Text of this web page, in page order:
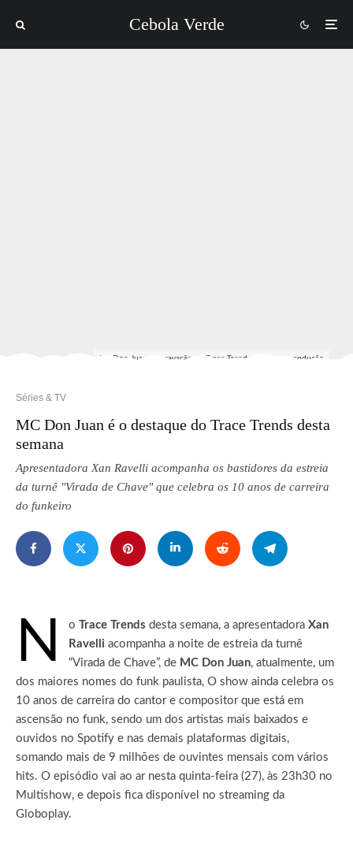
Cebola Verde
Mc Don Juan na gravação de Trace Trends - Foto: Reprodução
Séries & TV
MC Don Juan é o destaque do Trace Trends desta
semana
Apresentadora Xan Ravelli acompanha os bastidores da estreia
da turnê "Virada de Chave" que celebra os 10 anos de carreira
do funkeiro
N o Trace Trends desta semana, a apresentadora Xan
Ravelli acompanha a noite de estreia da turnê
“Virada de Chave”, de MC Don Juan, atualmente, um
dos maiores nomes do funk paulista, O show ainda celebra os
10 anos de carreira do cantor e compositor que está em
ascensão no funk, sendo um dos artistas mais baixados e
ouvidos no Spotify e nas demais plataformas digitais,
somando mais de 9 milhões de ouvintes mensais com vários
hits. O episódio vai ao ar nesta quinta-feira (27), às 23h30 no
Multishow, e depois fica disponível no streaming da
Globoplay.